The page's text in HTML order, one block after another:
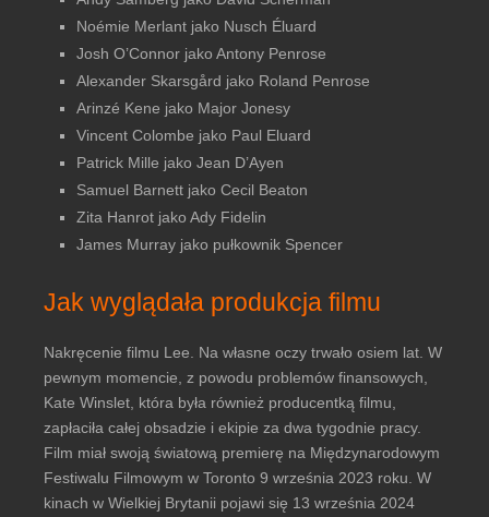
Noémie Merlant jako Nusch Éluard
Josh O’Connor jako Antony Penrose
Alexander Skarsgård jako Roland Penrose
Arinzé Kene jako Major Jonesy
Vincent Colombe jako Paul Eluard
Patrick Mille jako Jean D’Ayen
Samuel Barnett jako Cecil Beaton
Zita Hanrot jako Ady Fidelin
James Murray jako pułkownik Spencer
Jak wyglądała produkcja filmu
Nakręcenie filmu Lee. Na własne oczy trwało osiem lat. W
pewnym momencie, z powodu problemów finansowych,
Kate Winslet, która była również producentką filmu,
zapłaciła całej obsadzie i ekipie za dwa tygodnie pracy.
Film miał swoją światową premierę na Międzynarodowym
Festiwalu Filmowym w Toronto 9 września 2023 roku. W
kinach w Wielkiej Brytanii pojawi się 13 września 2024